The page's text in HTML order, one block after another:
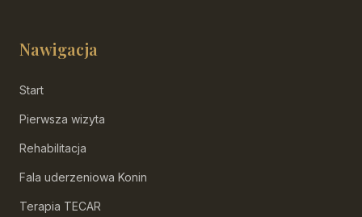
Nawigacja
Start
Pierwsza wizyta
Rehabilitacja
Fala uderzeniowa Konin
Terapia TECAR